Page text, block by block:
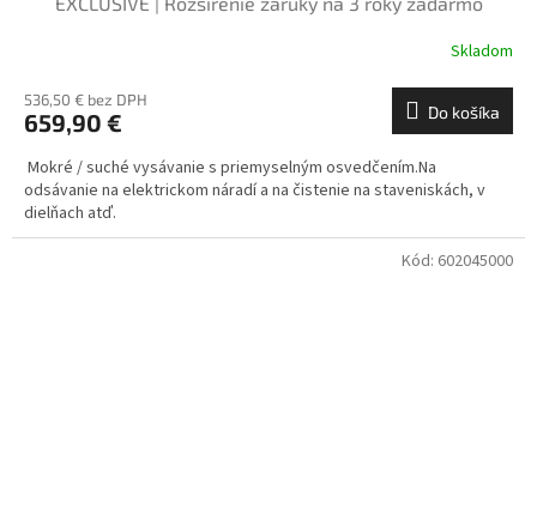
Skladom
536,50 € bez DPH
659,90 € Do košíka
Mokré / suché vysávanie s priemyselným osvedčením.Na
odsávanie na elektrickom náradí a na čistenie na staveniskách, v
dielňach atď.
Kód: 602045000